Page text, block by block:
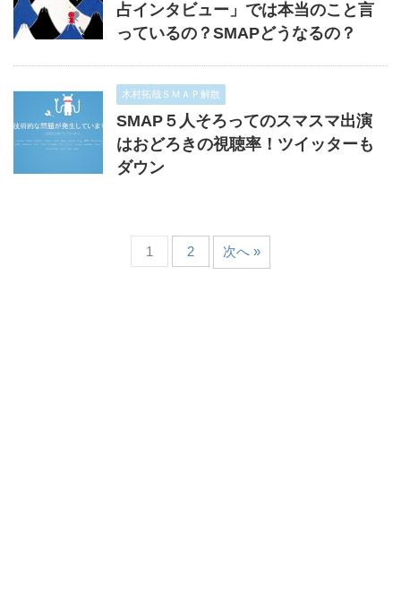
占インタビュー」では本当のこと言
っているの？SMAPどうなるの？
木村拓哉ＳＭＡＰ解散
SMAP５人そろってのスマスマ出演
はおどろきの視聴率！ツイッターも
ダウン
1 2 次へ »